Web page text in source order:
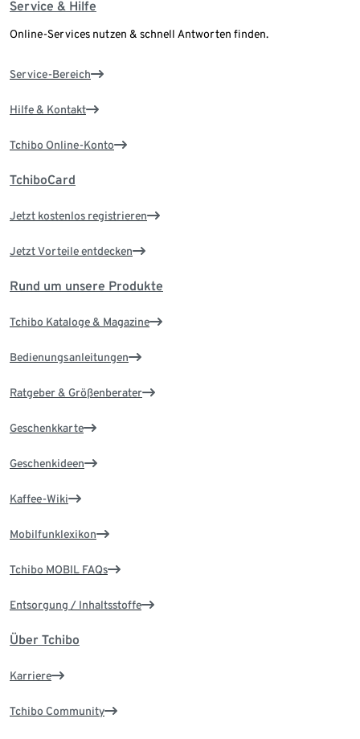
Service & Hilfe
Online-Services nutzen & schnell Antworten finden.
Service-Bereich
Hilfe & Kontakt
Tchibo Online-Konto
TchiboCard
Jetzt kostenlos registrieren
Jetzt Vorteile entdecken
Rund um unsere Produkte
Tchibo Kataloge & Magazine
Bedienungsanleitungen
Ratgeber & Größenberater
Geschenkkarte
Geschenkideen
Kaffee-Wiki
Mobilfunklexikon
Tchibo MOBIL FAQs
Entsorgung / Inhaltsstoffe
Über Tchibo
Karriere
Tchibo Community